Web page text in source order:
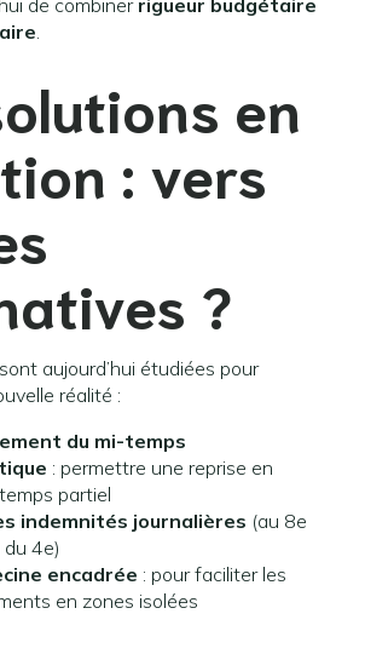
de combiner rigueur budgétaire
.
en
: vers
?
aujourd’hui étudiées pour
réalité :
du mi-temps
: permettre une reprise en
partiel
indemnités journalières (au 8e
du 4e)
encadrée : pour faciliter les
en zones isolées